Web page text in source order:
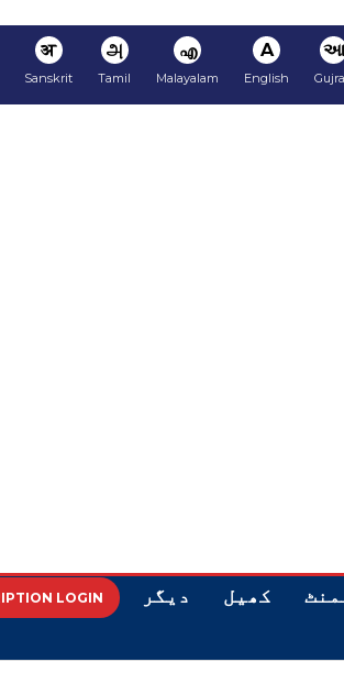
આ
A
English
എ
Malayalam
அ
Tamil
अ
Sanskrit
کھیل دیگر LOGIN